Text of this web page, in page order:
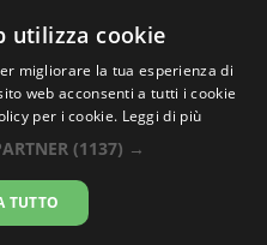
.co
Wong Uk
utilizza cookie
migliorare la tua esperienza di
web acconsenti a tutti i cookie
per i cookie. Leggi di più
(1137) →
TUTTO